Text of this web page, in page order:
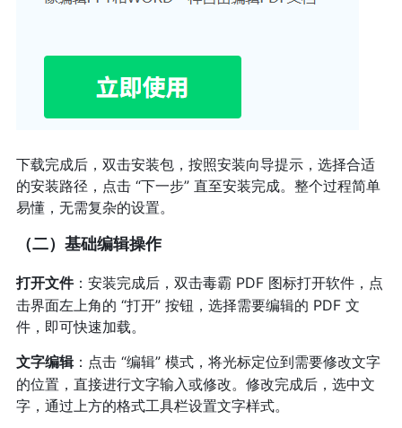
下载完成后，双击安装包，按照安装向导提示，选择合适
的安装路径，点击 “下一步” 直至安装完成。整个过程简单
易懂，无需复杂的设置。
（二）基础编辑操作
打开文件：安装完成后，双击毒霸 PDF 图标打开软件，点
击界面左上角的 “打开” 按钮，选择需要编辑的 PDF 文
件，即可快速加载。
文字编辑：点击 “编辑” 模式，将光标定位到需要修改文字
的位置，直接进行文字输入或修改。修改完成后，选中文
字，通过上方的格式工具栏设置文字样式。